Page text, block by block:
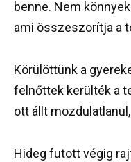
benne. Nem
ami összeszorítja a
Körülöttünk a
felnőttek kerülték a
ott állt
Hideg futott végig